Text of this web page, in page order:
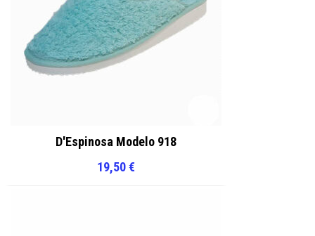
D'Espinosa Modelo 918
19,50€